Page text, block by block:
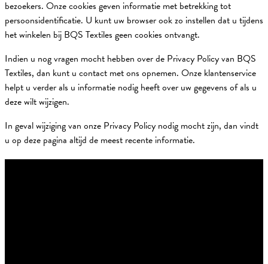
bezoekers. Onze cookies geven informatie met betrekking tot
persoonsidentificatie. U kunt uw browser ook zo instellen dat u tijdens
het winkelen bij BQS Textiles geen cookies ontvangt.
Indien u nog vragen mocht hebben over de Privacy Policy van BQS
Textiles, dan kunt u contact met ons opnemen. Onze klantenservice
helpt u verder als u informatie nodig heeft over uw gegevens of als u
deze wilt wijzigen.
In geval wijziging van onze Privacy Policy nodig mocht zijn, dan vindt
u op deze pagina altijd de meest recente informatie.